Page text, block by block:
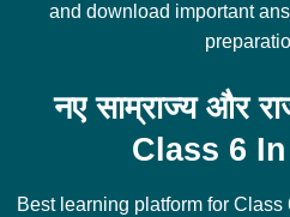
and download important
नए साम्राज्य और
Class 6
Best learning platform for